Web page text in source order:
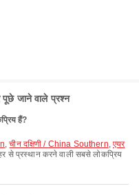
पूछे जाने वाले प्रश्न
हैं?
,चीन दक्षिणी / China Southern, एयर
से प्रस्थान करने वाली सबसे लोकप्रिय